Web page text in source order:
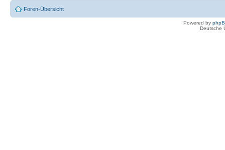
Foren-Übersicht
Powered by
Deutsche